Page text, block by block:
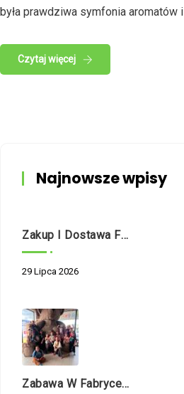
była prawdziwa symfonia aromatów i
Czytaj więcej
Najnowsze wpisy
Zakup I Dostawa Fabrycznie Nowego Samochodu Dostawczego O Napędzie Hybrydowym Na Potrzeby Dziennego Domu Pomocy Społecznej W Białymstoku Przy Ul. Nowogródzkiej 5/1
29 Lipca 2026
Zabawa W Fabryce Misia